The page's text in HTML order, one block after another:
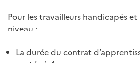
Pour lestravailleurs handicapéset
niveau :
La duréedu contrat